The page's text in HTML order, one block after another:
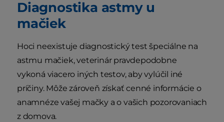
Diagnostika astmy u
mačiek
Hoci neexistuje diagnostický test špeciálne na
astmu mačiek, veterinár pravdepodobne
vykoná viacero iných testov, aby vylúčil iné
príčiny. Môže zároveň získať cenné informácie o
anamnéze vašej mačky a o vašich pozorovaniach
z domova.